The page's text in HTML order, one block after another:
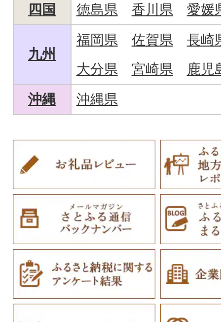
四国
徳島県 香川県 愛媛
九州
福岡県 佐賀県
長崎
大分県
宮崎県
鹿児
沖縄
沖縄県